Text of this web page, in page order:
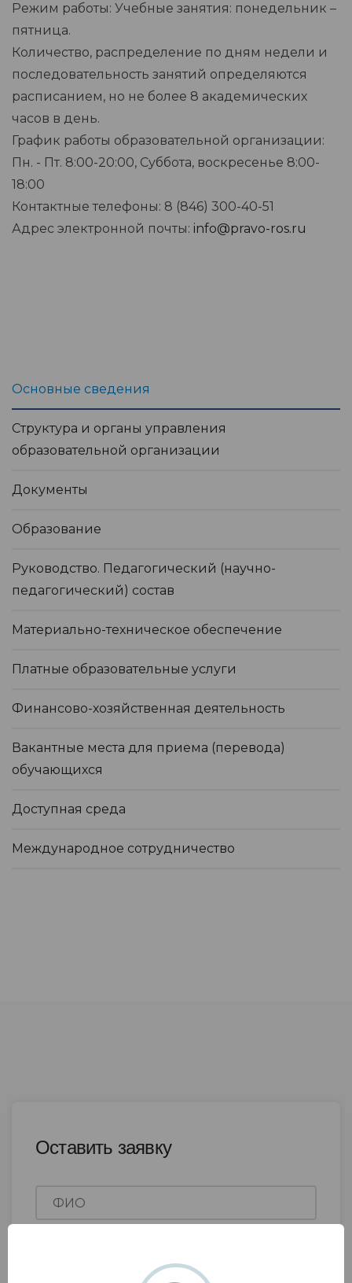
Режим работы: Учебные занятия: понедельник –
пятница.
Количество, распределение по дням недели и
последовательность занятий определяются
расписанием, но не более 8 академических
часов в день.
График работы образовательной организации:
Пн. - Пт. 8:00-20:00, Суббота, воскресенье 8:00-
18:00
Контактные телефоны: 8 (846) 300-40-51
Адрес электронной почты: info@pravo-ros.ru
Основные сведения
Структура и органы управления
образовательной организации
Документы
Образование
Руководство. Педагогический (научно-
педагогический) состав
Материально-техническое обеспечение
Платные образовательные услуги
Финансово-хозяйственная деятельность
Вакантные места для приема (перевода)
обучающихся
Доступная среда
Международное сотрудничество
Оставить заявку